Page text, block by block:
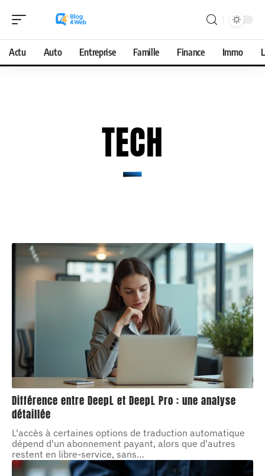
Actu Auto Entreprise Famille Finance Immo
TECH
Différence entre DeepL et DeepL Pro : une analyse
détaillée
L'accès à certaines options de traduction automatique
dépend d'un abonnement payant, alors que d'autres
restent en libre-service, sans…